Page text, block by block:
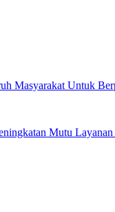
Masyarakat Untuk
Mutu